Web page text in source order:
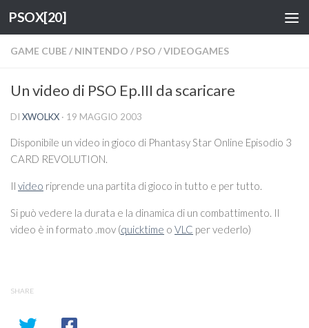
Salta al contenuto
PSOX[20]
GAME CUBE / NINTENDO / PSO /VIDEOGAMES
Un video di PSO Ep.III da scaricare
DI XWOLKX · 19 MAGGIO 2003
Disponibile un video in gioco di Phantasy Star Online Episodio 3
CARD REVOLUTION.
Il video riprende una partita di gioco in tutto e per tutto.
Si può vedere la durata e la dinamica di un combattimento. Il
video è in formato .mov (quicktime o VLC per vederlo)
SHARE